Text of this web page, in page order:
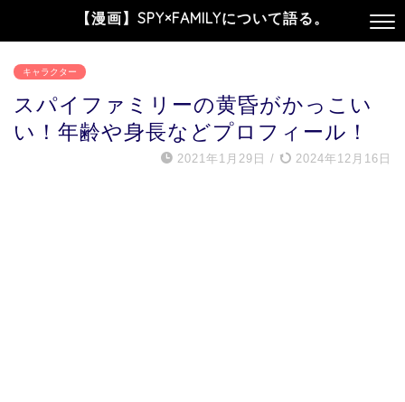
【漫画】SPY×FAMILYについて語る。
キャラクター
スパイファミリーの黄昏がかっこい
い！年齢や身長などプロフィール！
2021年1月29日 / 2024年12月16日